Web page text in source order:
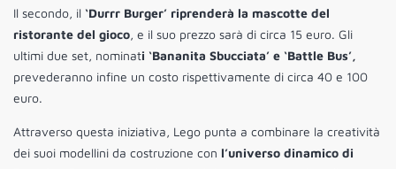
Il secondo, il ‘Durrr Burger’ riprenderà la mascotte del
ristorante del gioco, e il suo prezzo sarà di circa 15 euro. Gli
ultimi due set, nominati ‘Bananita Sbucciata’ e ‘Battle Bus’,
prevederanno infine un costo rispettivamente di circa 40 e 100
euro.
Attraverso questa iniziativa, Lego punta a combinare la creatività
dei suoi modellini da costruzione con l’universo dinamico di